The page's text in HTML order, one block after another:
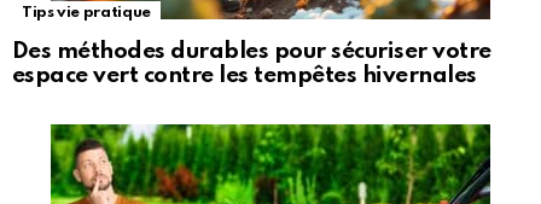
Tips vie pratique
Des méthodes durables pour sécuriser votre
espace vert contre les tempêtes hivernales